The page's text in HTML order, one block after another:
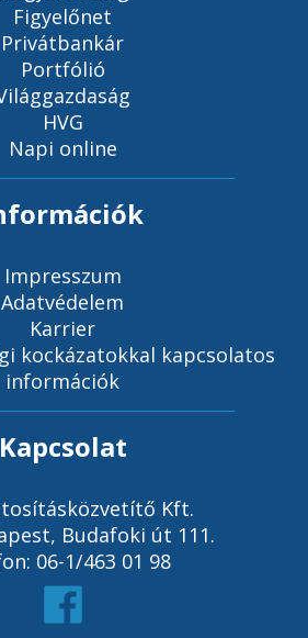
Figyelőnet
Privátbankár
Portfólió
HVG
Napi online
Impresszum
Adatvédelem
Karrier
kockázatokkal kapcsolatos
információk
Kapcsolat
Kft.
Budafoki út 111.
06-1/463 01 98